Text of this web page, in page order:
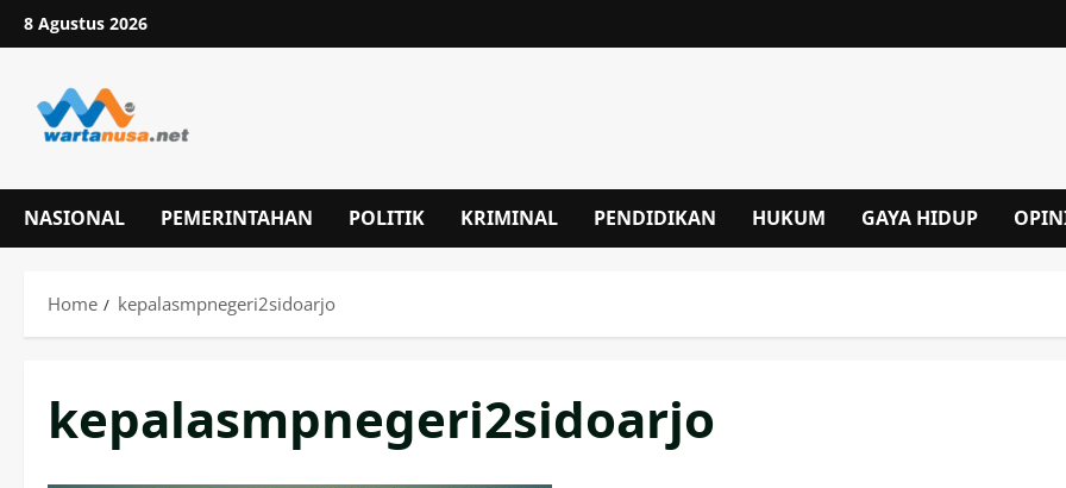
Skip
to
8 Agustus 2026
NASIONAL PEMERINTAHAN POLITIK KRIMINAL PENDIDIKAN HUKUM GAYA HIDUP
Home kepalasmpnegeri2sidoarjo
kepalasmpnegeri2sidoarjo